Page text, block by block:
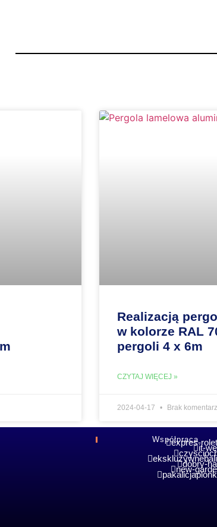
ALUMINIOWEJ
zamykanym dachem oraz
wody
!!
Realizacją
w kolorze RAL
pergoli 4 x 6m
CZYTAJ WIĘCEJ »
2024-04-17 Brak
Współpraca
expres-
it-
dobry-
new-